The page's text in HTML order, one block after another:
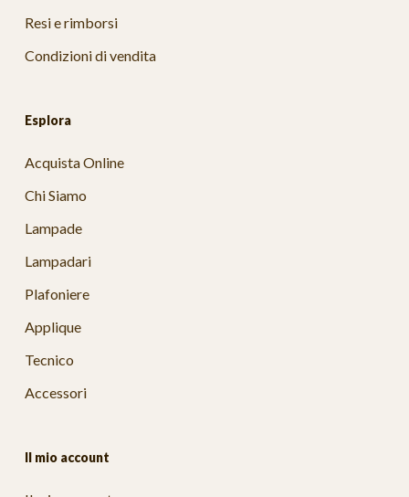
Resi e rimborsi
Condizioni di vendita
Esplora
Acquista Online
Chi Siamo
Lampade
Lampadari
Plafoniere
Applique
Tecnico
Accessori
Il mio account